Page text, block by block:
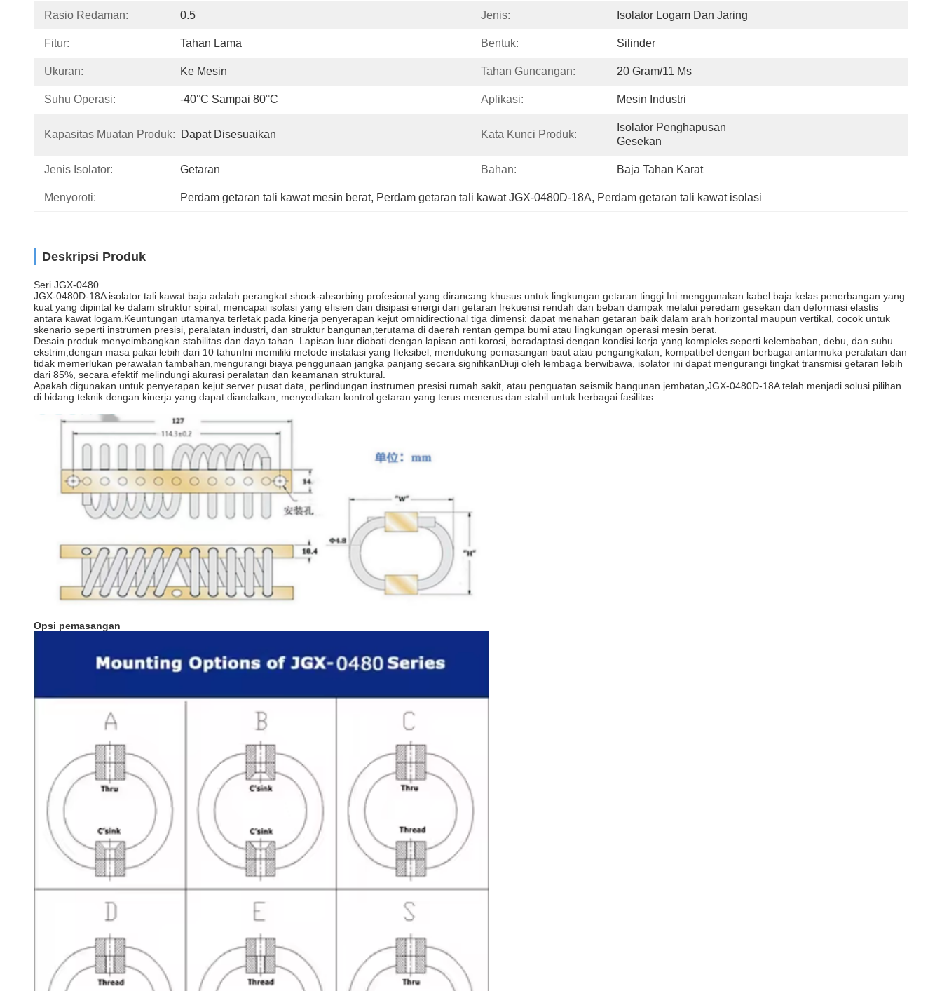
Rasio Redaman: 0.5 Jenis: Isolator Logam Dan Jaring
Fitur: Tahan Lama Bentuk: Silinder
Ukuran: Ke Mesin Tahan Guncangan: 20 Gram/11 Ms
Suhu Operasi: -40°C Sampai 80°C Aplikasi: Mesin Industri
Kapasitas Muatan Produk: Dapat Disesuaikan Kata Kunci Produk:
Isolator Penghapusan
Gesekan
Jenis Isolator: Getaran Bahan: Baja Tahan Karat
Menyoroti: Perdam getaran tali kawat mesin berat, Perdam getaran tali kawat JGX-0480D-18A, Perdam getaran tali kawat isolasi
Deskripsi Produk
Seri JGX-0480
JGX-0480D-18A isolator tali kawat baja adalah perangkat shock-absorbing profesional yang dirancang khusus untuk lingkungan getaran tinggi.Ini menggunakan kabel baja kelas penerbangan yang
kuat yang dipintal ke dalam struktur spiral, mencapai isolasi yang efisien dan disipasi energi dari getaran frekuensi rendah dan beban dampak melalui peredam gesekan dan deformasi elastis
antara kawat logam.Keuntungan utamanya terletak pada kinerja penyerapan kejut omnidirectional tiga dimensi: dapat menahan getaran baik dalam arah horizontal maupun vertikal, cocok untuk
skenario seperti instrumen presisi, peralatan industri, dan struktur bangunan,terutama di daerah rentan gempa bumi atau lingkungan operasi mesin berat.
Desain produk menyeimbangkan stabilitas dan daya tahan. Lapisan luar diobati dengan lapisan anti korosi, beradaptasi dengan kondisi kerja yang kompleks seperti kelembaban, debu, dan suhu
ekstrim,dengan masa pakai lebih dari 10 tahunIni memiliki metode instalasi yang fleksibel, mendukung pemasangan baut atau pengangkatan, kompatibel dengan berbagai antarmuka peralatan dan
tidak memerlukan perawatan tambahan,mengurangi biaya penggunaan jangka panjang secara signifikanDiuji oleh lembaga berwibawa, isolator ini dapat mengurangi tingkat transmisi getaran lebih
dari 85%, secara efektif melindungi akurasi peralatan dan keamanan struktural.
Apakah digunakan untuk penyerapan kejut server pusat data, perlindungan instrumen presisi rumah sakit, atau penguatan seismik bangunan jembatan,JGX-0480D-18A telah menjadi solusi pilihan
di bidang teknik dengan kinerja yang dapat diandalkan, menyediakan kontrol getaran yang terus menerus dan stabil untuk berbagai fasilitas.
Opsi pemasangan